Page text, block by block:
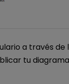
a través de
tu